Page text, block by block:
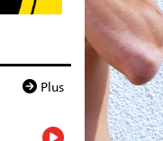
Plus